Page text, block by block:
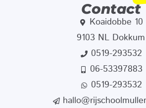
Contact
Koaidobbe 10
9103 NL Dokkum
0519-293532
06-53397883
0519-293532